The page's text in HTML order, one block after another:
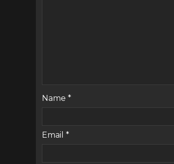
Name *
Email *